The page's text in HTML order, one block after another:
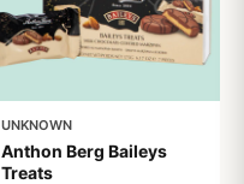
UNKNOWN
Anthon Berg Baileys
Treats